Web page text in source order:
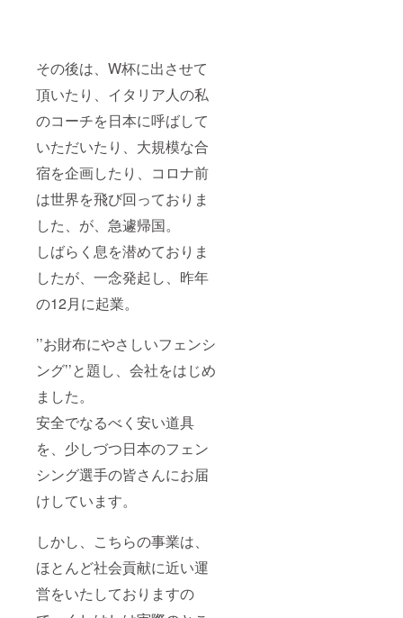
その後は、W杯に出させて
頂いたり、イタリア人の私
のコーチを日本に呼ばして
いただいたり、大規模な合
宿を企画したり、コロナ前
は世界を飛び回っておりま
した、が、急遽帰国。
しばらく息を潜めておりま
したが、一念発起し、昨年
の12月に起業。
’’お財布にやさしいフェンシ
ング’’と題し、会社をはじめ
ました。
安全でなるべく安い道具
を、少しづつ日本のフェン
シング選手の皆さんにお届
けしています。
しかし、こちらの事業は、
ほとんど社会貢献に近い運
営をいたしておりますの